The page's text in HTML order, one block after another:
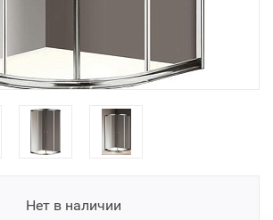
Нет в наличии